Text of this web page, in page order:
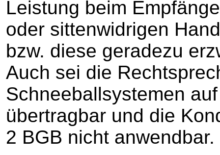
Leistung beim
oder sittenwidrigen
bzw. diese geradezu
Auch sei die
Schneeballsystemen
übertragbar und die
2 BGB nicht anwendbar.